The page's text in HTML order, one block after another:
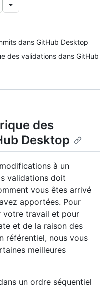
dans GitHub Desktop
des validations dans GitHub
des
Desktop
à un
validations doit
vous êtes arrivé
apportées. Pour
votre travail et pour
et de la raison des
référentiel, nous vous
meilleures
un ordre séquentiel